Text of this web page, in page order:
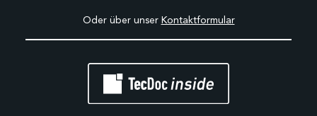
Oder über unser Kontaktformular